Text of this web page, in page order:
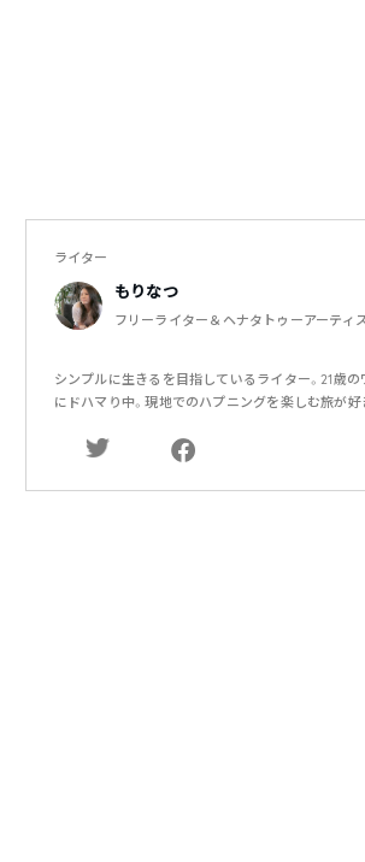
ライター
もりなつ
フリーライター＆ヘナタトゥーアーティ
シンプルに生きるを目指しているライター。21歳の
にドハマり中。現地でのハプニングを楽しむ旅が好